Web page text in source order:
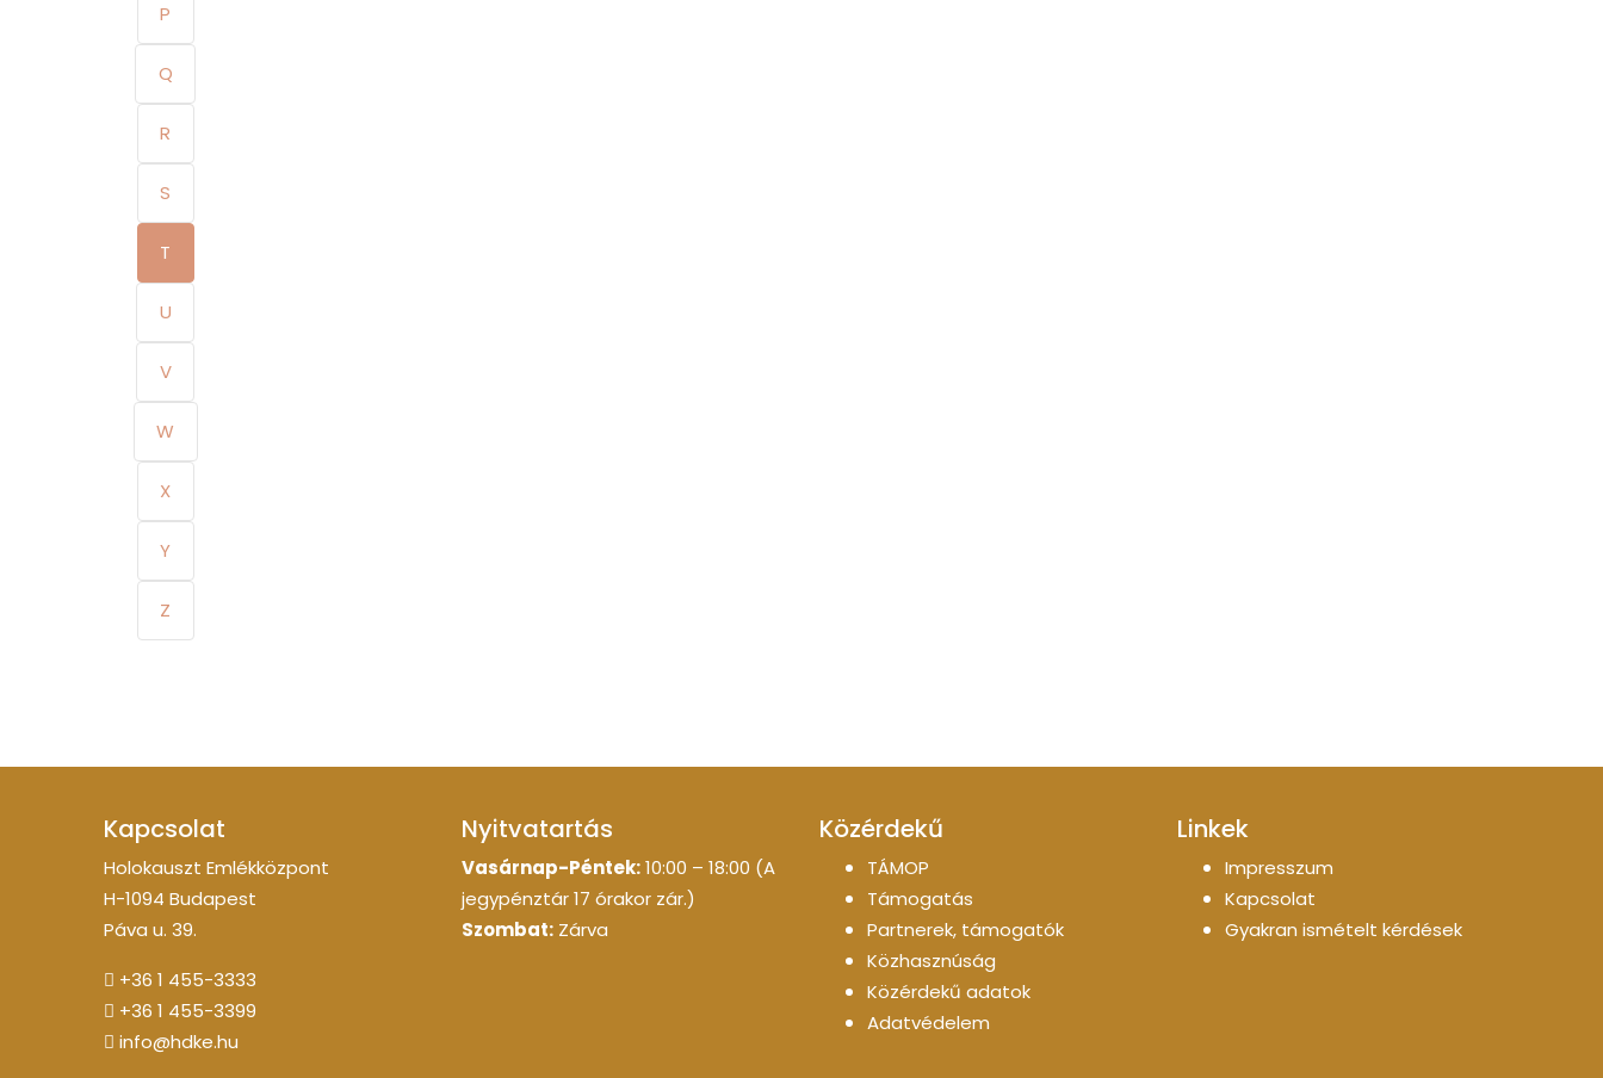
P
Q
R
S
T
U
V
W
X
Y
Z
Kapcsolat
Holokauszt Emlékközpont
H-1094 Budapest
Páva u. 39.
+36 1 455-3333
+36 1 455-3399
info@hdke.hu
Nyitvatartás
Vasárnap-Péntek:10:00 – 18:00 (A
jegypénztár 17 órakor zár.)
Szombat: Zárva
Közérdekű
TÁMOP
Támogatás
Partnerek, támogatók
Közhasznúság
Közérdekű adatok
Adatvédelem
Linkek
Impresszum
Kapcsolat
Gyakran ismételt kérdések